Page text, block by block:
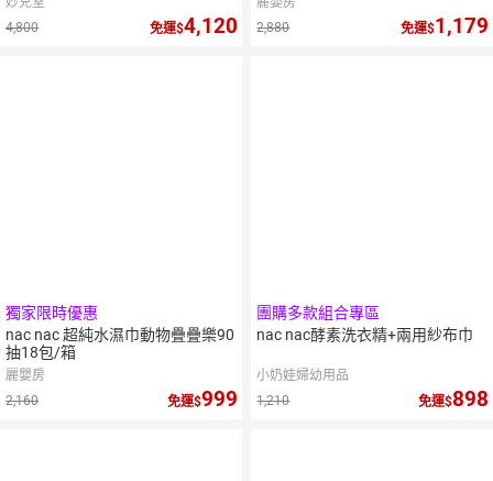
4,800
免運 4,120
2,880
免運 1,179
獨家限時優惠
nac nac 超純水濕巾動物疊疊樂90
抽18包/箱
麗嬰房
2,160
免運 999
團購多款組合專區
nac nac酵素洗衣精+兩用紗布巾
小奶娃婦幼用品
1,210
免運 898